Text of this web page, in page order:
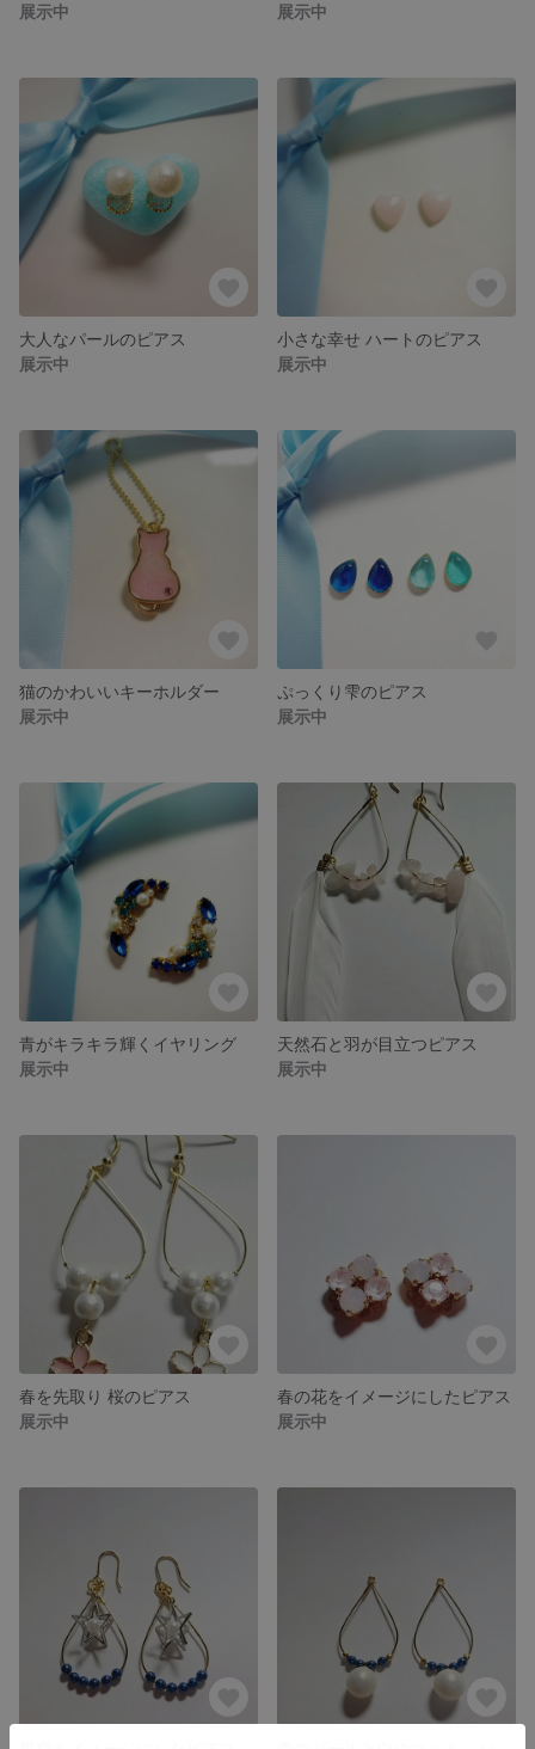
展示中
展示中
大人なパールのピアス
展示中
小さな幸せ ハートのピアス
展示中
猫のかわいいキーホルダー
展示中
ぷっくり雫のピアス
展示中
青がキラキラ輝くイヤリング
展示中
天然石と羽が目立つピアス
展示中
春を先取り 桜のピアス
展示中
春の花をイメージにしたピアス
展示中